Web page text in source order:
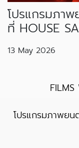
โปรแกรมภา
ที่ HOUSE
13 May 2026
โปรแกรมภาพย